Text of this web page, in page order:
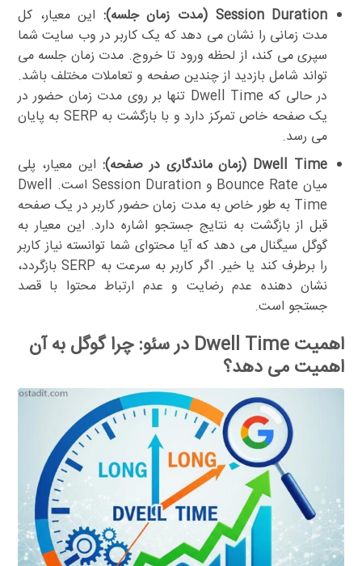
Session Duration (مدت زمان جلسه):
این معیار، کل
مدت زمانی را نشان می دهد که یک کاربر در وب سایت شما
سپری می کند، از لحظه ورود تا خروج. مدت زمان جلسه می
تواند شامل بازدید از چندین صفحه و تعاملات مختلف باشد.
در حالی که Dwell Time تنها بر روی مدت زمان حضور در
یک صفحه خاص تمرکز دارد و با بازگشت به SERP به پایان
می رسد.
Dwell Time (زمان ماندگاری در صفحه):
این معیار، پلی
میان Bounce Rate و Session Duration است. Dwell
Time به طور خاص به مدت زمان حضور کاربر در یک صفحه
قبل از بازگشت به نتایج جستجو اشاره دارد. این معیار به
گوگل سیگنال می دهد که آیا محتوای شما توانسته نیاز کاربر
را برطرف کند یا خیر. اگر کاربر به سرعت به SERP بازگردد،
نشان دهنده عدم رضایت و عدم ارتباط محتوا با قصد
جستجو است.
اهمیت Dwell Time در سئو: چرا گوگل به آن
اهمیت می دهد؟